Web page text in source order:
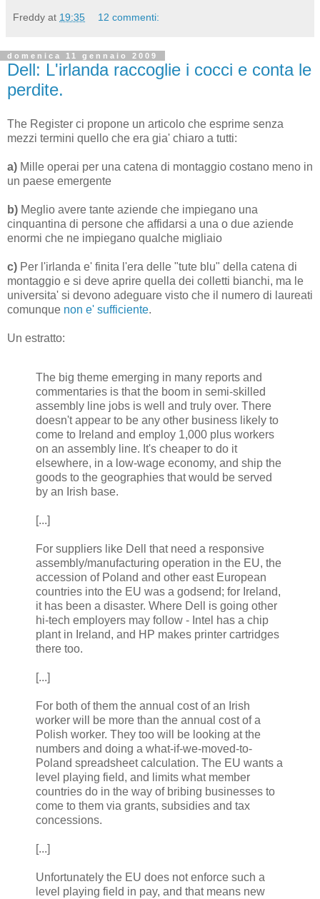
Freddy at 19:35 12 commenti:
domenica 11 gennaio 2009
Dell: L'irlanda raccoglie i cocci e conta le
perdite.
The Register ci propone un articolo che esprime senza
mezzi termini quello che era gia' chiaro a tutti:
a) Mille operai per una catena di montaggio costano meno in
un paese emergente
b) Meglio avere tante aziende che impiegano una
cinquantina di persone che affidarsi a una o due aziende
enormi che ne impiegano qualche migliaio
c) Per l'irlanda e' finita l'era delle "tute blu" della catena di
montaggio e si deve aprire quella dei colletti bianchi, ma le
universita' si devono adeguare visto che il numero di laureati
comunque non e' sufficiente.
Un estratto:
The big theme emerging in many reports and
commentaries is that the boom in semi-skilled
assembly line jobs is well and truly over. There
doesn't appear to be any other business likely to
come to Ireland and employ 1,000 plus workers
on an assembly line. It's cheaper to do it
elsewhere, in a low-wage economy, and ship the
goods to the geographies that would be served
by an Irish base.
[...]
For suppliers like Dell that need a responsive
assembly/manufacturing operation in the EU, the
accession of Poland and other east European
countries into the EU was a godsend; for Ireland,
it has been a disaster. Where Dell is going other
hi-tech employers may follow - Intel has a chip
plant in Ireland, and HP makes printer cartridges
there too.
[...]
For both of them the annual cost of an Irish
worker will be more than the annual cost of a
Polish worker. They too will be looking at the
numbers and doing a what-if-we-moved-to-
Poland spreadsheet calculation. The EU wants a
level playing field, and limits what member
countries do in the way of bribing businesses to
come to them via grants, subsidies and tax
concessions.
[...]
Unfortunately the EU does not enforce such a
level playing field in pay, and that means new